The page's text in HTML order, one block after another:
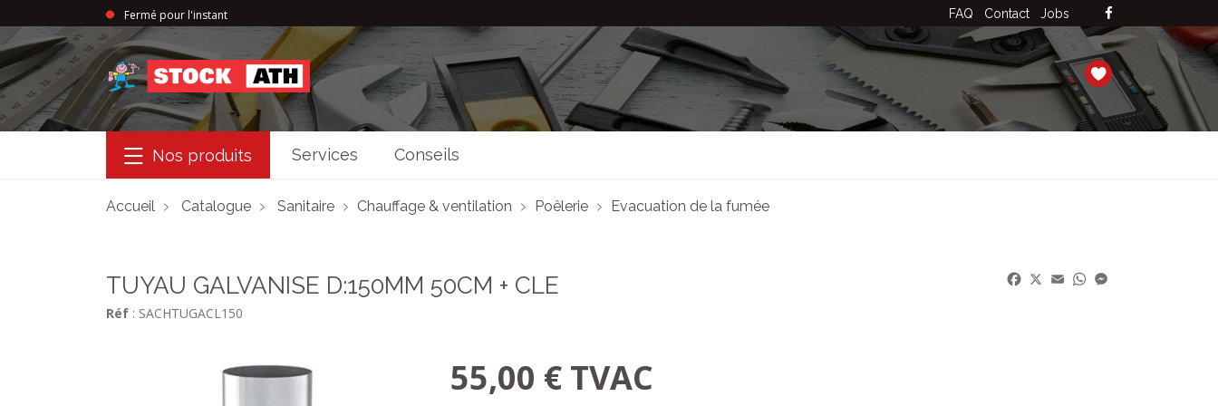
Fermé pour l'instant FAQ Contact Jobs
StockAth
Nos produits Services Conseils
Accueil Catalogue Sanitaire Chauffage & ventilation Poêlerie Evacuation de la fumée
TUYAU GALVANISE D:150MM 50CM + CLE
Réf : SACHTUGACL150
Facebook
X EmailWhatsApp
55,00 € TVAC